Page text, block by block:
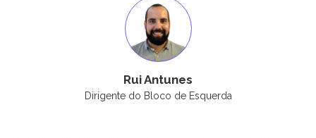
Rui Antunes
Dirigente do Bloco de Esquerda